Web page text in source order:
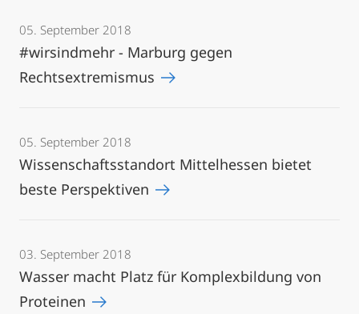
05. September 2018
#wirsindmehr - Marburg gegen
Rechtsextremismus
05. September 2018
Wissenschaftsstandort Mittelhessen bietet
beste Perspektiven
03. September 2018
Wasser macht Platz für Komplexbildung von
Proteinen